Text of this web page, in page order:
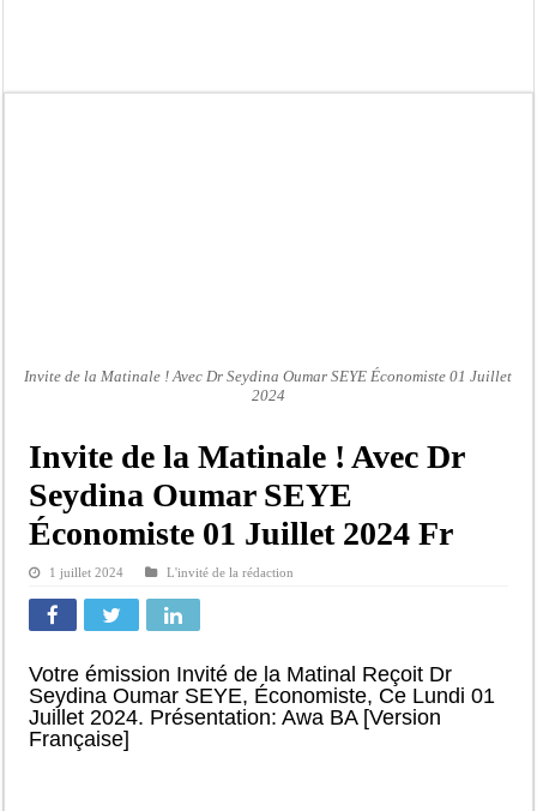
Invite de la Matinale ! Avec Dr Seydina Oumar SEYE Économiste 01 Juillet
2024
Invite de la Matinale ! Avec Dr
Seydina Oumar SEYE
Économiste 01 Juillet 2024 Fr
1 juillet 2024 L'invité de la rédaction
Votre émission Invité de la Matinal Reçoit Dr
Seydina Oumar SEYE, Économiste, Ce Lundi 01
Juillet 2024. Présentation: Awa BA [Version
Française]